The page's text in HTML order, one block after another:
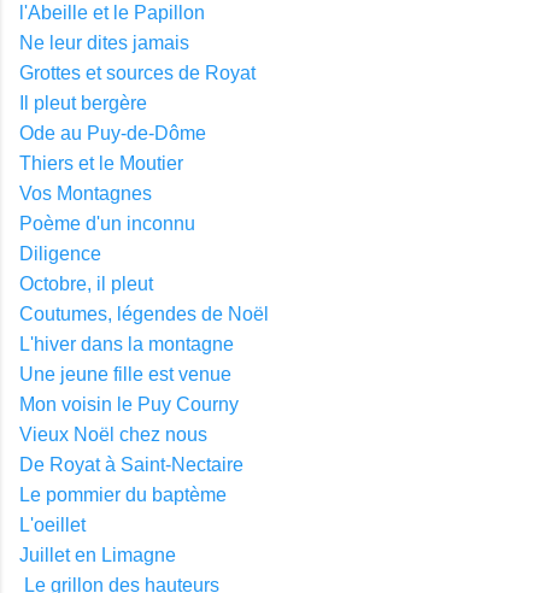
l'Abeille et le Papillon
Ne leur dites jamais
Grottes et sources de Royat
Il pleut bergère
Ode au Puy-de-Dôme
Thiers et le Moutier
Vos Montagnes
Poème d'un inconnu
Diligence
Octobre, il pleut
Coutumes, légendes de Noël
L'hiver dans la montagne
Une jeune fille est venue
Mon voisin le Puy Courny
Vieux Noël chez nous
De Royat à Saint-Nectaire
Le pommier du baptème
L'oeillet
Juillet en Limagne
Le grillon des hauteurs